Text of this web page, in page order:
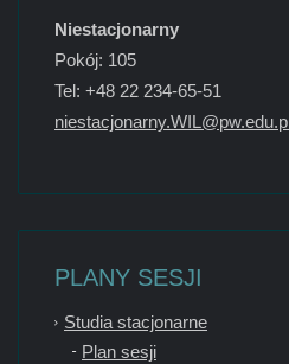
Niestacjonarny
Pokój: 105
Tel: +48 22 234-65-51
PLANY SESJI
Studia stacjonarne
Plan sesji